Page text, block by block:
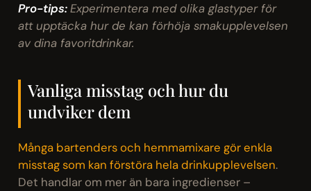
Pro-tips:Experimentera med olika glastyper för
att upptäcka hur de kan förhöja smakupplevelsen
av dina favoritdrinkar.
Vanliga misstag och hur du
undviker dem
Många bartenders och hemmamixare gör enkla
misstag som kan förstöra hela drinkupplevelsen.
Det handlar om mer än bara ingredienser –